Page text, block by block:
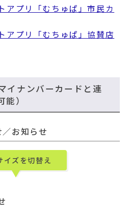
アプリ「むちゅぱ」市民カ
アプリ「むちゅぱ」協賛店
イナンバーカードと連
）
お知らせ
イズを切替え